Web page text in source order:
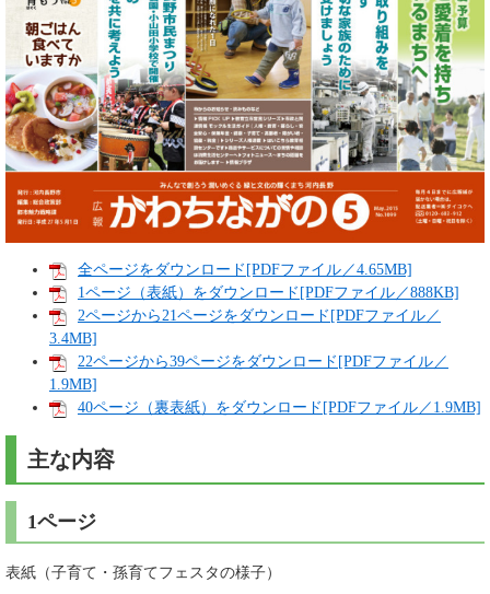
全ページをダウンロード[PDFファイル／4.65MB]
1ページ（表紙）をダウンロード[PDFファイル／888KB]
2ページから21ページをダウンロード[PDFファイル／
3.4MB]
22ページから39ページをダウンロード[PDFファイル／
1.9MB]
40ページ（裏表紙）をダウンロード[PDFファイル／1.9MB]
主な内容
1ページ
表紙（子育て・孫育てフェスタの様子）